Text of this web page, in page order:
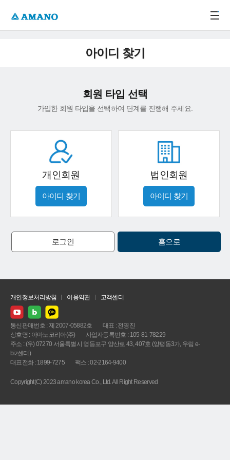
아이디 찾기
회원 타입 선택
가입한 회원 타입을 선택하여 단계를 진행해 주세요.
개인회원
아이디 찾기
법인회원
아이디 찾기
로그인 홈으로
개인정보처리방침 이용약관 고객센터
통신판매번호 : 제 2007-05882호
대표 : 전명진
상호명 : 아마노코리아(주)
사업자등록번호 : 105-81-78229
주소 : (우) 07270 서울특별시 영등포구 양산로 43, 407호 (양평동3가, 우림 e-
biz센터)
대표전화 : 1899-7275
팩스 : 02-2164-9400
Copyright(C) 2023 amano korea Co., Ltd. All Right Reserved